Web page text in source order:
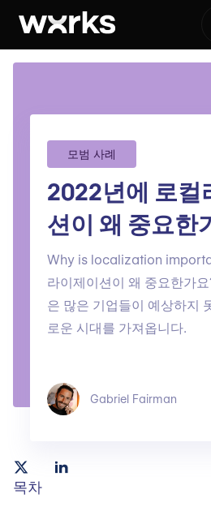
모범 사례
2022년에 로컬
션이 왜 중요한
Why is localization
라이제이션이 왜 중요한가
은 많은 기업들이 예상하지
로운 시대를 가져옵니다.
Gabriel Fairman
목차